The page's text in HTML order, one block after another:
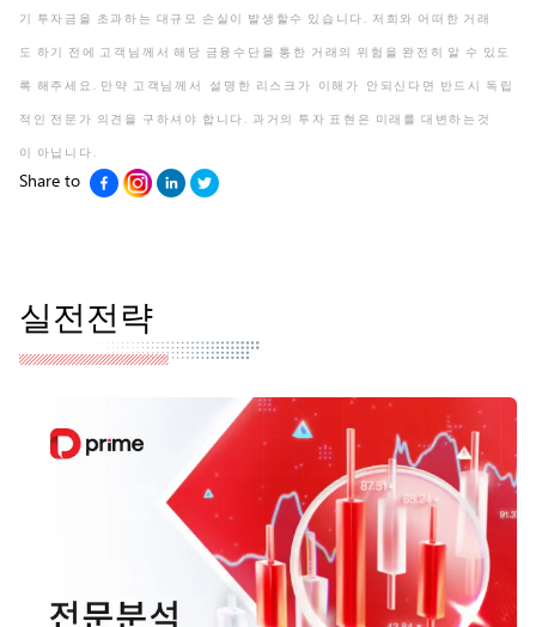
기 투자금을 초과하는 대규모 손실이 발생할수 있습니다. 저희와 어떠한 거래
도 하기 전에 고객님께서 해당 금융수단을 통한 거래의 위험을 완전히 알 수 있도
록 해주세요. 만약 고객님께서 설명한 리스크가 이해가 안되신다면 반드시 독립
적인 전문가 의견을 구하셔야 합니다. 과거의 투자 표현은 미래를 대변하는것
이 아닙니다.
Share to
실전전략